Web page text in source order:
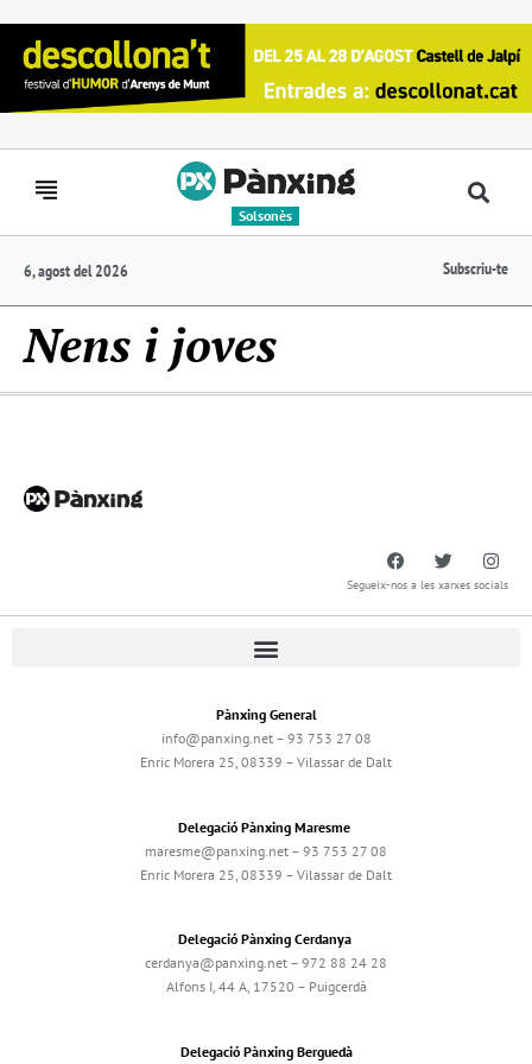
Solsonès
6, agost del 2026 Subscriu-te
Nens i joves
Segueix-nos a les xarxes socials
Pànxing General
info@panxing.net – 93 753 27 08
Enric Morera 25, 08339 – Vilassar de Dalt
Delegació Pànxing Maresme
maresme@panxing.net – 93 753 27 08
Enric Morera 25, 08339 – Vilassar de Dalt
Delegació Pànxing Cerdanya
cerdanya@panxing.net – 972 88 24 28
Alfons I, 44 A, 17520 – Puigcerdà
Delegació Pànxing Berguedà